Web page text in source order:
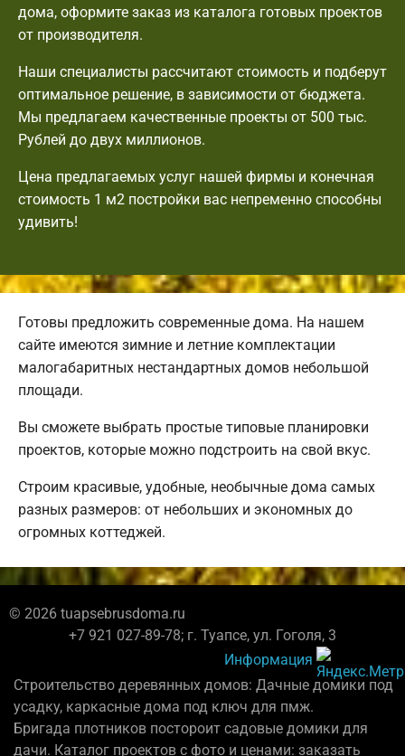
дома, оформите заказ из каталога готовых проектов
от производителя.
Наши специалисты рассчитают стоимость и подберут
оптимальное решение, в зависимости от бюджета.
Мы предлагаем качественные проекты от 500 тыс.
Рублей до двух миллионов.
Цена предлагаемых услуг нашей фирмы и конечная
стоимость 1 м2 постройки вас непременно способны
удивить!
Готовы предложить современные дома. На нашем
сайте имеются зимние и летние комплектации
малогабаритных нестандартных домов небольшой
площади.
Вы сможете выбрать простые типовые планировки
проектов, которые можно подстроить на свой вкус.
Строим красивые, удобные, необычные дома самых
разных размеров: от небольших и экономных до
огромных коттеджей.
© 2026 tuapsebrusdoma.ru
+7 921 027-89-78; г. Туапсе, ул. Гоголя, 3
Информация
Строительство деревянных домов: Дачные домики под
усадку, каркасные дома под ключ для пмж.
Бригада плотников постороит садовые домики для
дачи. Каталог проектов с фото и ценами: заказать